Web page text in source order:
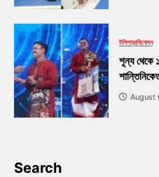
টলিপাড়াবিনোদন
শূন্য থেকে
August
Search